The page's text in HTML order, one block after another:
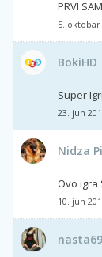
PRVI
5. oktobar
BokiHD
Super
23. jun
Nidza
Ovo igra
10. jun